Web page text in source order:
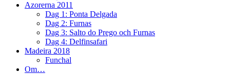
Azorerna 2011
Dag 1: Ponta Delgada
Dag 2: Furnas
Dag 3: Salto do Prego och Furnas
Dag 4: Delfinsafari
Madeira 2018
Funchal
Om…